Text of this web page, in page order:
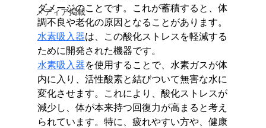
メディア掲載
ダメージのことです。これが蓄積すると、体
調不良や老化の原因となることがあります。
水素吸入器は、この酸化ストレスを軽減する
ために開発された機器です。
水素吸入器を使用することで、水素ガスが体
内に入り、活性酸素と結びついて無害な水に
変化させます。これにより、酸化ストレスが
減少し、体が本来持つ回復力が高まると考え
られています。特に、疲れやすい方や、健康